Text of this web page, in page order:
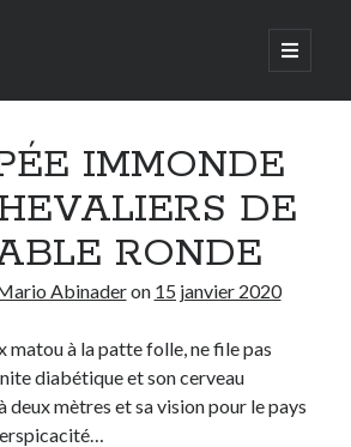
open
primary
IMMONDE
DE
RONDE
Abinaderon 15 janvier 2020
matou à la patte folle, ne file pas
diabétique et son cerveau
deux mètres et sa vision pour le pays